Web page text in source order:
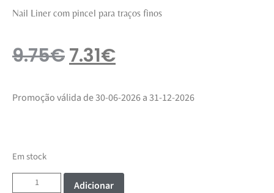
Nail Liner com pincel para traços finos
9.75€7.31€
Promoção válida de 30-06-2026 a 31-12-2026
Em stock
Adicionar